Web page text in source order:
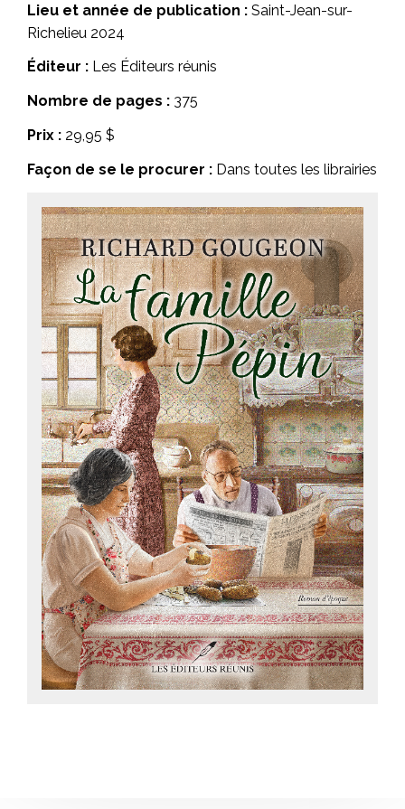
Lieu et année de publication : Saint-Jean-sur-
Richelieu 2024
Éditeur : Les Éditeurs réunis
Nombre de pages : 375
Prix : 29,95 $
Façon de se le procurer : Dans toutes les librairies